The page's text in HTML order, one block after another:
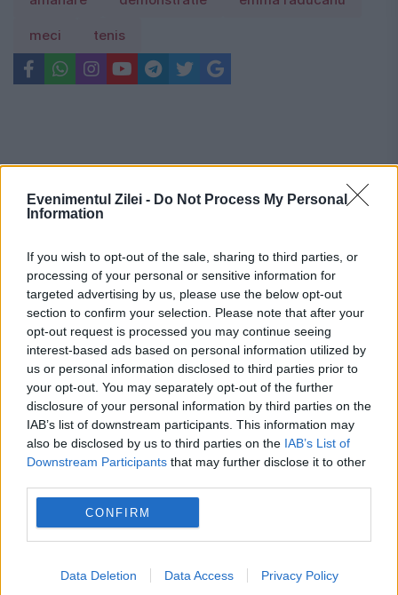
Evenimentul Zilei - Do Not Process My Personal
Information
If you wish to opt-out of the sale, sharing to third parties, or
processing of your personal or sensitive information for
targeted advertising by us, please use the below opt-out
section to confirm your selection. Please note that after your
opt-out request is processed you may continue seeing
interest-based ads based on personal information utilized by
us or personal information disclosed to third parties prior to
your opt-out. You may separately opt-out of the further
disclosure of your personal information by third parties on the
IAB’s list of downstream participants. This information may
also be disclosed by us to third parties on the IAB’s List of
Downstream Participants that may further disclose it to other
CONFIRM
Data Deletion Data Access Privacy Policy
meci tenis
Recomandările noastre